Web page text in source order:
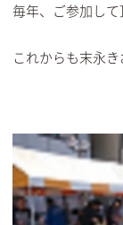
毎年、ご参加して
これからも末永